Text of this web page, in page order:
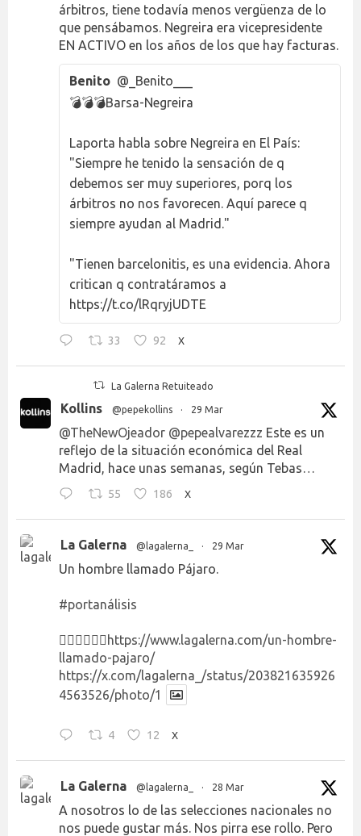
árbitros, tiene todavía menos vergüenza de lo
que pensábamos. Negreira era vicepresidente
EN ACTIVO en los años de los que hay facturas.
Benito @_Benito___
💣💣💣Barsa-Negreira
Laporta habla sobre Negreira en El País:
"Siempre he tenido la sensación de q
debemos ser muy superiores, porq los
árbitros no nos favorecen. Aquí parece q
siempre ayudan al Madrid."
"Tienen barcelonitis, es una evidencia. Ahora
critican q contratáramos a
https://t.co/lRqryjUDTE
33 92 X
La Galerna Retuiteado
Kollins @pepekollins · 29 Mar
@TheNewOjeador @pepealvarezzz Este es un
reflejo de la situación económica del Real
Madrid, hace unas semanas, según Tebas…
55 186 X
La Galerna @lagalerna_ · 29 Mar
Un hombre llamado Pájaro.
#portanálisis
👉🏻👉🏻👉🏻 https://www.lagalerna.com/un-hombre-
llamado-pajaro/
https://x.com/lagalerna_/status/203821635926
4563526/photo/1
4 12 X
La Galerna @lagalerna_ · 28 Mar
A nosotros lo de las selecciones nacionales no
nos puede gustar más. Nos pirra ese rollo. Pero